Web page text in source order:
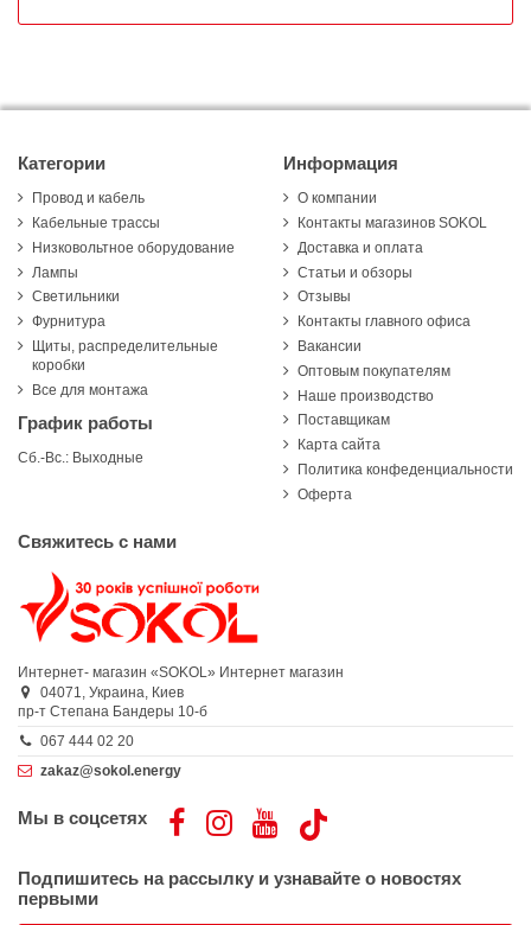
Категории
Провод и кабель
Кабельные трассы
Низковольтное оборудование
Лампы
Светильники
Фурнитура
Щиты, распределительные
коробки
Все для монтажа
График работы
Сб.-Вс.: Выходные
Информация
О компании
Контакты магазинов SOKOL
Доставка и оплата
Статьи и обзоры
Отзывы
Контакты главного офиса
Вакансии
Оптовым покупателям
Наше производство
Поставщикам
Карта сайта
Политика конфеденциальности
Оферта
Свяжитесь с нами
Интернет- магазин «SOKOL» Интернет магазин
04071, Украина, Киев
пр-т Степана Бандеры 10-б
067 444 02 20
zakaz@sokol.energy
Мы в соцсетях
Подпишитесь на рассылку и узнавайте о новостях
первыми